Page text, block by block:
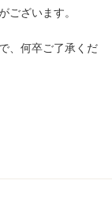
ございます。
、何卒ご了承くだ